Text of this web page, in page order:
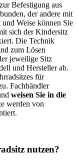
Befestigung aus
der andere mit
Weise können Sie
sich der Kindersitz
Die Technik
zum Lösen
jeweilige Sitz
und Hersteller ab.
für
Fachhändler
weisen Sie in die
werden von
nutzen?